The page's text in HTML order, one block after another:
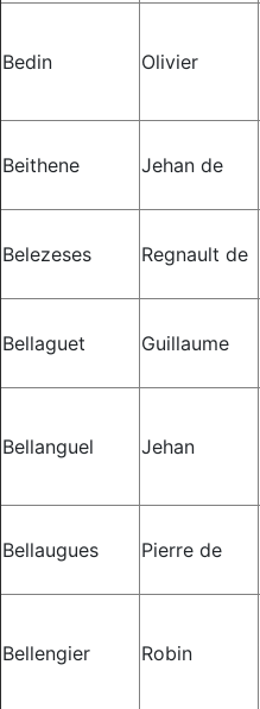
Bedin Olivier
Beithene Jehan de
Belezeses Regnault de
Bellaguet Guillaume
Bellanguel Jehan
Bellaugues Pierre de
Bellengier Robin